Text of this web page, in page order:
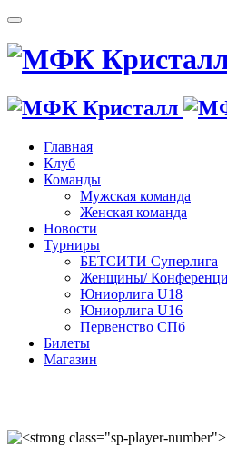
Главная
Клуб
Команды
Мужская команда
Женская команда
Новости
Турниры
БЕТСИТИ Суперлига
Женщины/
Юниорлига U18
Юниорлига U16
Первенство СПб
Билеты
Магазин